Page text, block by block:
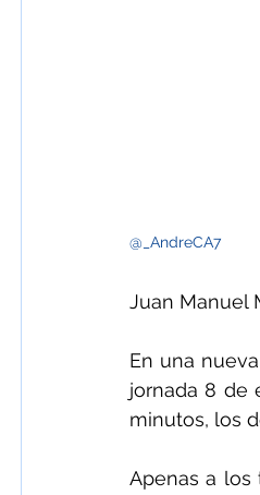
@_AndreCA7
Juan Manuel
En una
jornada 8 de
minutos, los
Apenas a los